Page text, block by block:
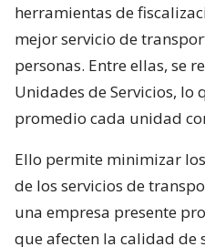
herramientas de
mejor servicio de
personas. Entre ellas, se
Unidades de Servicios, lo
promedio cada unidad
Ello permite minimizar
de los servicios de
una empresa presente
que afecten la calidad de